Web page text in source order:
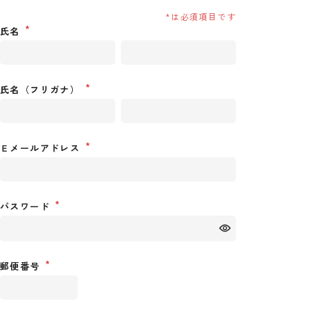
氏名
氏名（フリガナ）
Ｅメールアドレス
パスワード
郵便番号